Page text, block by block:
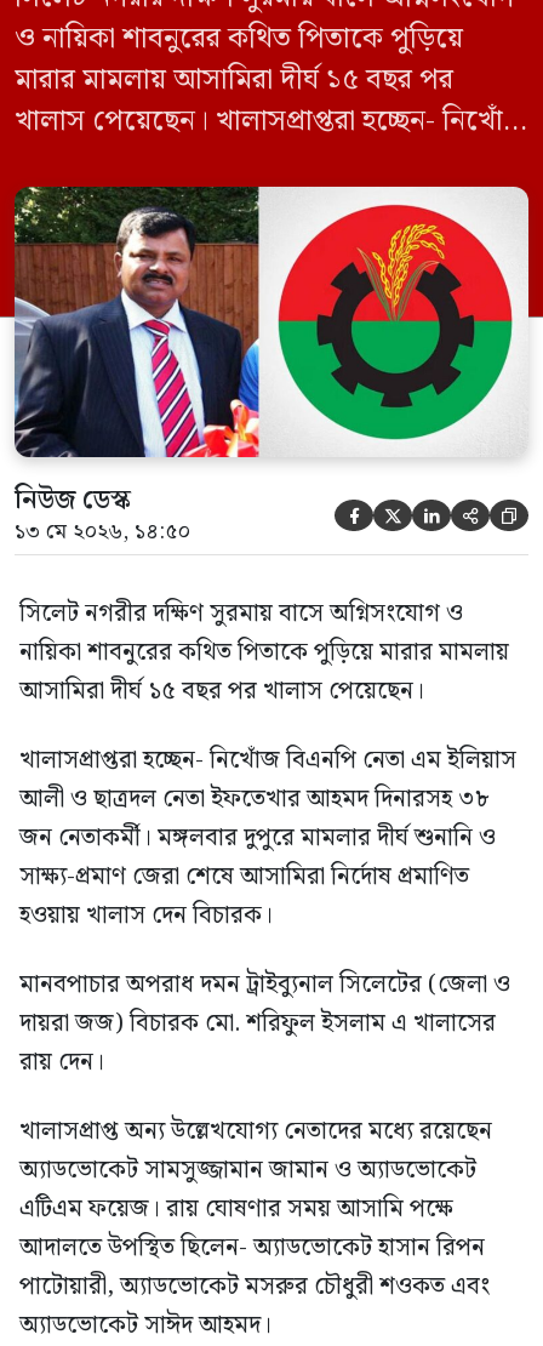
ও নায়িকা শাবনুরের কথিত পিতাকে পুড়িয়ে
মারার মামলায় আসামিরা দীর্ঘ ১৫ বছর পর
খালাস পেয়েছেন। খালাসপ্রাপ্তরা হচ্ছেন- নিখোঁজ
ইফতেখার আহমদ দিনারসহ ৩৮ জন নেতাকর্মী।
মঙ্গলবার দুপুরে মামলার দীর্ঘ শুনানি ও সাক্ষ্য-
প্রমাণ জেরা শেষে আসামিরা নির্দোষ প্রমাণিত
হওয়ায় খালাস দেন বিচারক। মানবপাচার […]
নিউজ ডেস্ক
১৩ মে ২০২৬, ১৪:৫০     
সিলেট নগরীর দক্ষিণ সুরমায় বাসে অগ্নিসংযোগ ও
নায়িকা শাবনুরের কথিত পিতাকে পুড়িয়ে মারার মামলায়
আসামিরা দীর্ঘ ১৫ বছর পর খালাস পেয়েছেন।
খালাসপ্রাপ্তরা হচ্ছেন- নিখোঁজ বিএনপি নেতা এম ইলিয়াস
আলী ও ছাত্রদল নেতা ইফতেখার আহমদ দিনারসহ ৩৮
জন নেতাকর্মী। মঙ্গলবার দুপুরে মামলার দীর্ঘ শুনানি ও
সাক্ষ্য-প্রমাণ জেরা শেষে আসামিরা নির্দোষ প্রমাণিত
হওয়ায় খালাস দেন বিচারক।
মানবপাচার অপরাধ দমন ট্রাইব্যুনাল সিলেটের (জেলা ও
দায়রা জজ) বিচারক মো. শরিফুল ইসলাম এ খালাসের
রায় দেন।
খালাসপ্রাপ্ত অন্য উল্লেখযোগ্য নেতাদের মধ্যে রয়েছেন
অ্যাডভোকেট সামসুজ্জামান জামান ও অ্যাডভোকেট
এটিএম ফয়েজ। রায় ঘোষণার সময় আসামি পক্ষে
আদালতে উপস্থিত ছিলেন- অ্যাডভোকেট হাসান রিপন
পাটোয়ারী, অ্যাডভোকেট মসরুর চৌধুরী শওকত এবং
অ্যাডভোকেট সাঈদ আহমদ।